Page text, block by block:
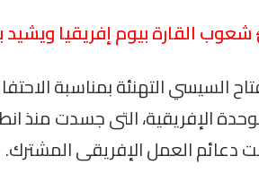
القارة بيوم إفريقيا ويشيد
السيسي التهنئة بمناسبة
الإفريقية، التى جسدت منذ
دعائم العمل الإفريقى المشترك.